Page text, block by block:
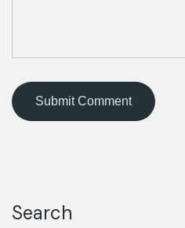
Search